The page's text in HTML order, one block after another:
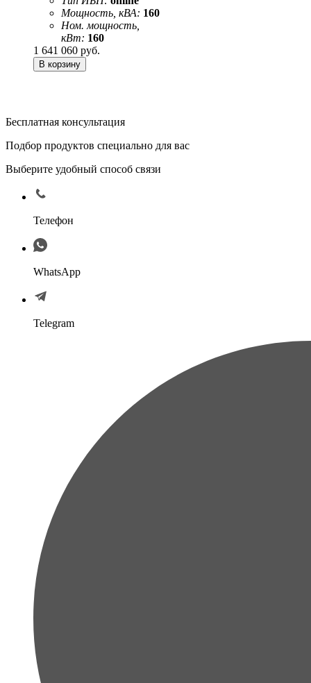
Мощность, кВА: 160
Ном. мощность,
кВт: 160
1 641 060 руб.
Бесплатная консультация
Подбор продуктов специально для вас
Выберите удобный способ связи
Телефон
WhatsApp
Telegram